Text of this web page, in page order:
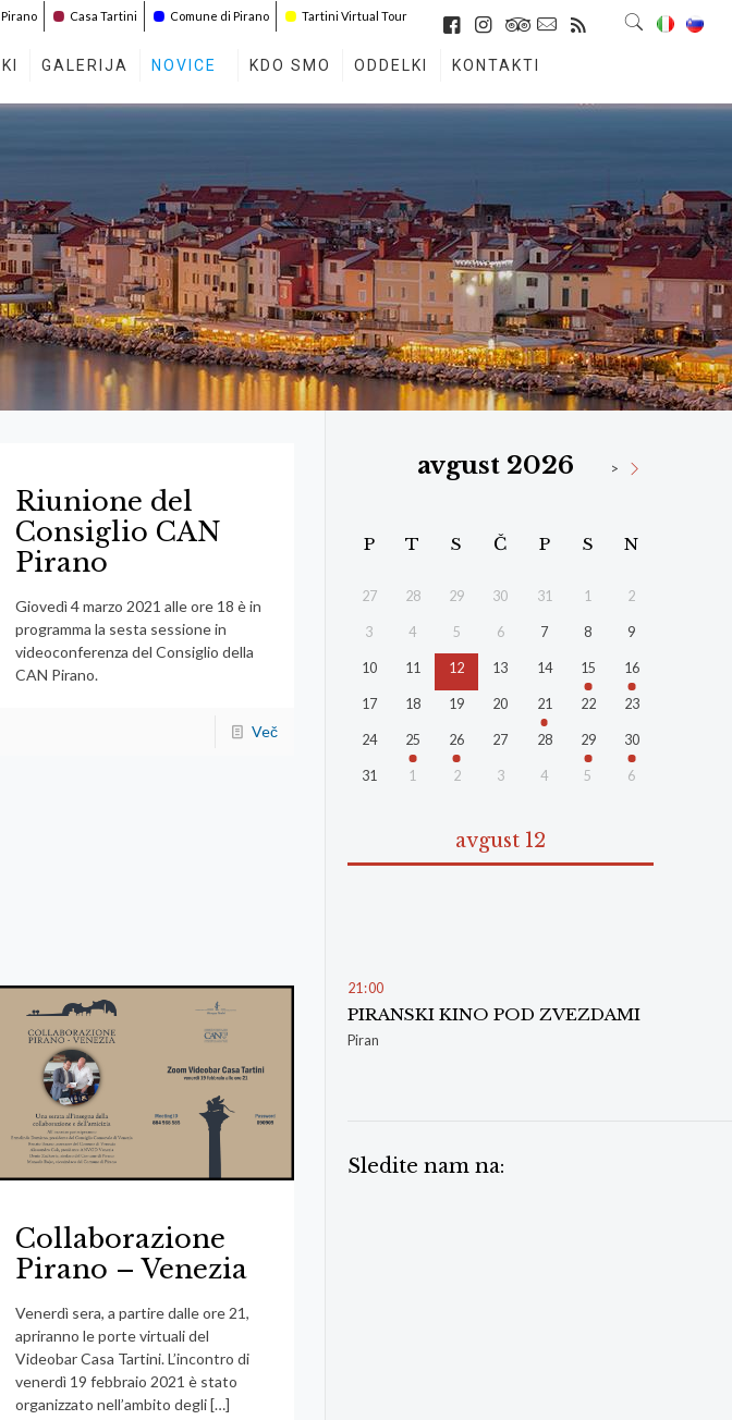
Pirano Casa Tartini Comune di Pirano Tartini Virtual Tour
GALERIJA NOVICE KDO SMO ODDELKI KONTAKTI
Riunione del
Consiglio CAN
Pirano
Giovedì 4 marzo 2021 alle ore 18 è in
programma la sesta sessione in
videoconferenza del Consiglio della
CAN Pirano.
Več
Collaborazione
Pirano – Venezia
Venerdì sera, a partire dalle ore 21,
apriranno le porte virtuali del
Videobar Casa Tartini. L’incontro di
venerdì 19 febbraio 2021 è stato
organizzato nell’ambito degli[…]
avgust 2026 >
P T S Č P S N
27 28 29 30 31 1 2
3 4 5 6 7 8 9
10 11 12 13 14 15 16
17 18 19 20 21 22 23
24 25 26 27 28 29 30
31 1 2 3 4 5 6
avgust 12
21 :00
PIRANSKI KINO POD ZVEZDAMI
Piran
Sledite nam na: